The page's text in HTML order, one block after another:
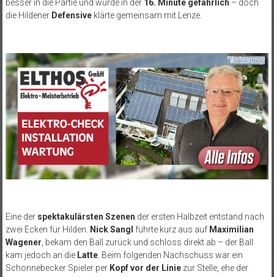
besser in die Partie und wurde in der 16. Minute gefährlich – doch
die Hildener Defensiveklärte gemeinsam mit Lenze.
Eine der spektakulärsten Szenen der ersten Halbzeit entstand nach
zwei Ecken für Hilden. Nick Sangl führte kurz aus auf Maximilian
Wagener, bekam den Ball zurück und schloss direkt ab – der Ball
kam jedoch an die Latte. Beim folgenden Nachschuss war ein
Schonnebecker Spieler per Kopf vor der Liniezur Stelle, ehe der